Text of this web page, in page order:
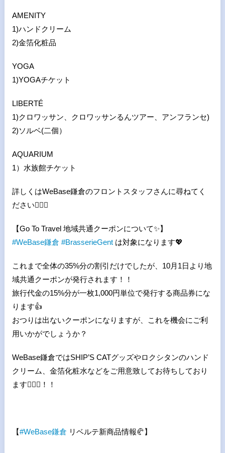
AMENITY
1)ハンドクリーム
2)金箔化粧品
YOGA
1)YOGAチケット
LIBERTÉ
1)クロワッサン、クロワッサンるんツアー、アンフランセ)
2)ソルベ(二個）
AQUARIUM
1）水族館チケット
詳しくはWeBase鎌倉のフロントスタッフさんに尋ねてく
ださい💁🏻
【Go To Travel 地域共通クーポンについて✨】
#WeBase鎌倉 #BrasserieGentは対象になります💖
これまで全体の35%分の割引だけでしたが、10月1日より地
域共通クーポンが発行されます！！
旅行代金の15%分が一枚1,000円単位で発行する商品券にな
ります👍
おつりは出ないクーポンになりますが、これを機会にご利
用いかがでしょうか？
WeBase鎌倉ではSHIP’S CATグッズやロクシタンのハンド
クリーム、金箔化粧水などをご用意致してお待ちしており
ます💁🏻 ！！
【#WeBase鎌倉 リベルテ新商品情報🥐】